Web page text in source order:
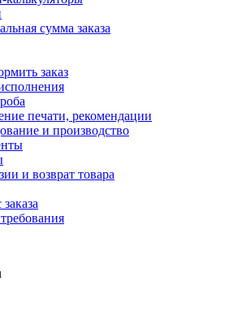
сумма заказа
заказ
печати, рекомендации
и производство
и возврат товара